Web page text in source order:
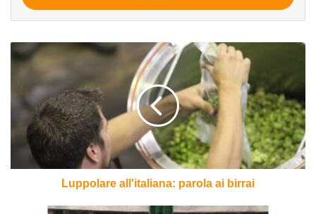
Luppolare
all'italiana:
birrai
Luppolare all'italiana: parola ai birrai